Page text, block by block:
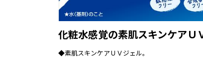
化粧水感覚の素肌スキンケアＵ
◆素肌スキンケアＵＶジェル。